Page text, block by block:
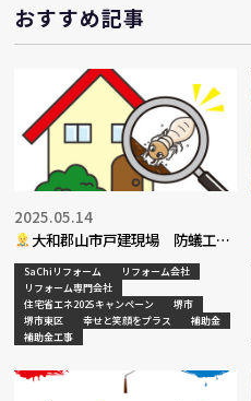
おすすめ記事
大和郡山市戸建現場 防蟻工事
決定
2025.05.14
SaChiリフォーム
リフォーム会社
リフォーム専門会社
住宅省エネ2025キャンペーン
堺市
堺市東区
幸せと笑顔をプラス
補助金
補助金工事